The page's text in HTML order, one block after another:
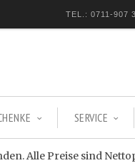
TEL.: 0711-907
SERVICE
Alle Preise sind